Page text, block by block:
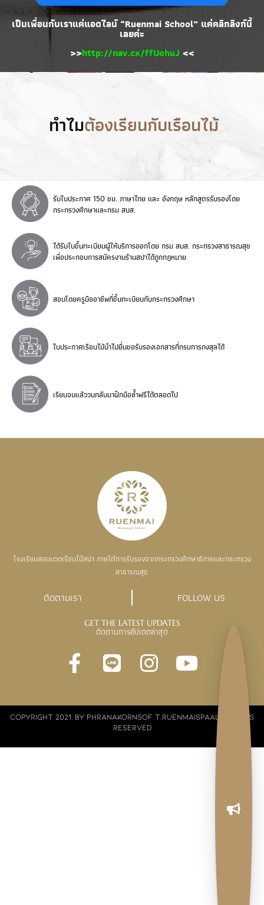
เป็นเพื่อนกับเราแค่แอดไลน์ “Ruenmai School” แค่คลิกลิงก์นี้
เลยค่ะ
>>http://nav.cx/ffUohuJ <<
ทำไมต้องเรียนกับเรือนไม้
รับใบประกาศ 150 ชม. ภาษาไทย และ อังกฤษ หลักสูตรรับรองโดย
กระทรวงศึกษาและกรม สบส.
ได้รับใบขึ้นทะเบียนผู้ให้บริการออกโดย กรม สบส. กระทรวงสาธารณสุข
เพื่อประกอบการสมัครงานร้านสปาได้ถูกกฎหมาย
สอนโดยครูมืออาชีพที่ขึ้นทะเบียนกับกระทรวงศึกษา
ใบประกาศเรือนไม้นำไปยื่นขอรับรองเอกสารที่กรมการกงสุลได้
เรียนจบแล้ววนกลับมาฝึกมือซ้ำฟรีได้ตลอดไป
โรงเรียนสอนนวดเรือนไม้สปา ภายใต้การรับรองจากกระทรวงศึกษาธิการและกระทรวง
สาธารณสุข
ติดตามเรา FOLLOW US
GET THE LATEST UPDATES
ติดตามการอัปเดตล่าสุด
COPYRIGHT 2021. BY PHRANAKORNSOF T,RUENMAISPAALL RIGHTS
RESERVED